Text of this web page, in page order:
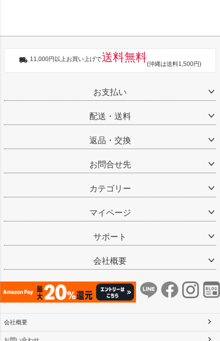
11,000円以上お買い上げで送料無料
(沖縄は送料1,500円)
お支払い
配送・送料
返品・交換
お問合せ先
カテゴリー
マイページ
サポート
会社概要
会社概要